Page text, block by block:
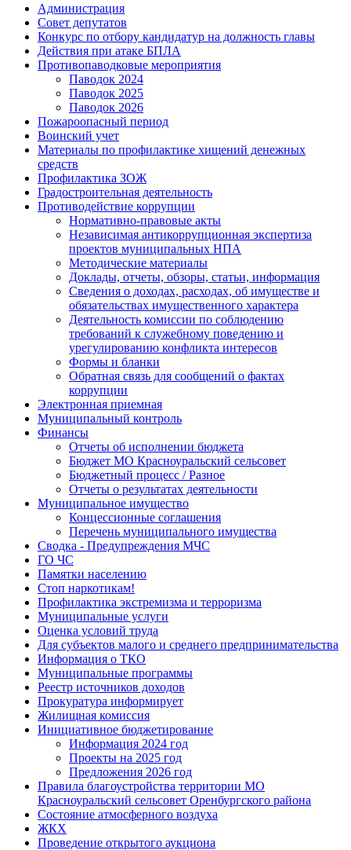
Администрация
Совет депутатов
Конкурс по отбору кандидатур на должность главы
Действия при атаке БПЛА
Противопаводковые мероприятия
Паводок 2024
Паводок 2025
Паводок 2026
Пожароопасный период
Воинский учет
Материалы по профилактике хищений денежных
средств
Профилактика ЗОЖ
Градостроительная деятельность
Противодействие коррупции
Нормативно-правовые акты
Независимая антикоррупционная экспертиза
проектов муниципальных НПА
Методические материалы
Доклады, отчеты, обзоры, статьи, информация
Сведения о доходах, расходах, об имуществе и
обязательствах имущественного характера
Деятельность комиссии по соблюдению
требований к служебному поведению и
урегулированию конфликта интересов
Формы и бланки
Обратная связь для сообщений о фактах
коррупции
Электронная приемная
Муниципальный контроль
Финансы
Отчеты об исполнении бюджета
Бюджет МО Красноуральский сельсовет
Бюджетный процесс / Разное
Отчеты о результатах деятельности
Муниципальное имущество
Концессионные соглашения
Перечень муниципального имущества
Сводка - Предупреждения МЧС
ГО ЧС
Памятки населению
Стоп наркотикам!
Профилактика экстремизма и терроризма
Муниципальные услуги
Оценка условий труда
Для субъектов малого и среднего предпринимательства
Информация о ТКО
Муниципальные программы
Реестр источников доходов
Прокуратура информирует
Жилищная комиссия
Инициативное бюджетирование
Информация 2024 год
Проекты на 2025 год
Предложения 2026 год
Правила благоустройства территории МО
Красноуральский сельсовет Оренбургского района
Состояние атмосферного воздуха
ЖКХ
Проведение открытого аукциона